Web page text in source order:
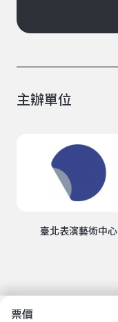
票價
主辦單位
臺北表演藝術中心